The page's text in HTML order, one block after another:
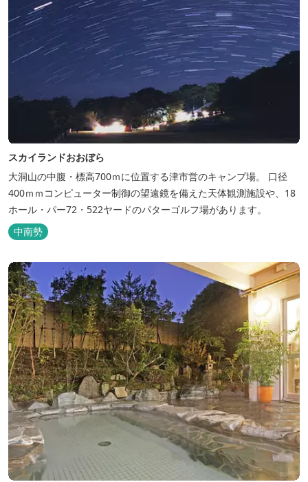
スカイランドおおぼら
大洞山の中腹・標高700ｍに位置する津市営のキャンプ場。 口径
400ｍｍコンピューター制御の望遠鏡を備えた天体観測施設や、18
ホール・パー72・522ヤードのパターゴルフ場があります。
中南勢